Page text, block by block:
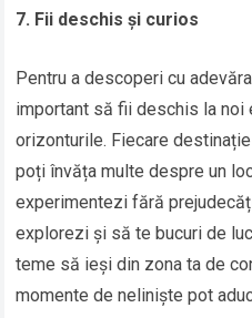
7. Fii deschis și curios
Pentru a descoperi cu
important să fii deschis la
orizonturile. Fiecare
poți învăța multe despre un
experimentezi fără
explorezi și să te bucuri de
teme să ieși din zona ta de
momente de neliniște pot